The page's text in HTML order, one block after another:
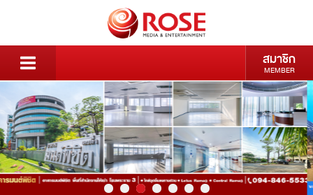
สมาชิก
MEMBER